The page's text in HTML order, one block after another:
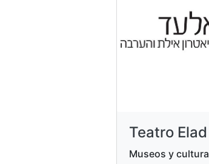
Teatro Elad
Museos y cultura